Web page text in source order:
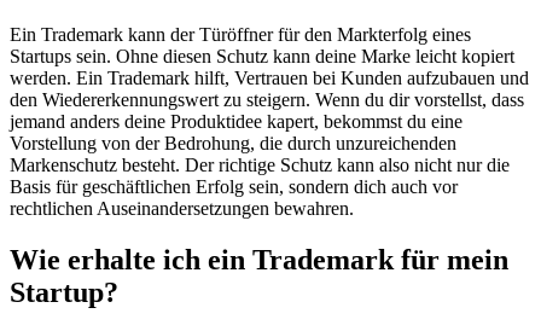
Ein Trademark kann der Türöffner für den Markterfolg eines
Startups sein. Ohne diesen Schutz kann deine Marke leicht kopiert
werden. Ein Trademark hilft, Vertrauen bei Kunden aufzubauen und
den Wiedererkennungswert zu steigern. Wenn du dir vorstellst, dass
jemand anders deine Produktidee kapert, bekommst du eine
Vorstellung von der Bedrohung, die durch unzureichenden
Markenschutz besteht. Der richtige Schutz kann also nicht nur die
Basis für geschäftlichen Erfolg sein, sondern dich auch vor
rechtlichen Auseinandersetzungen bewahren.
Wie erhalte ich ein Trademark für mein
Startup?